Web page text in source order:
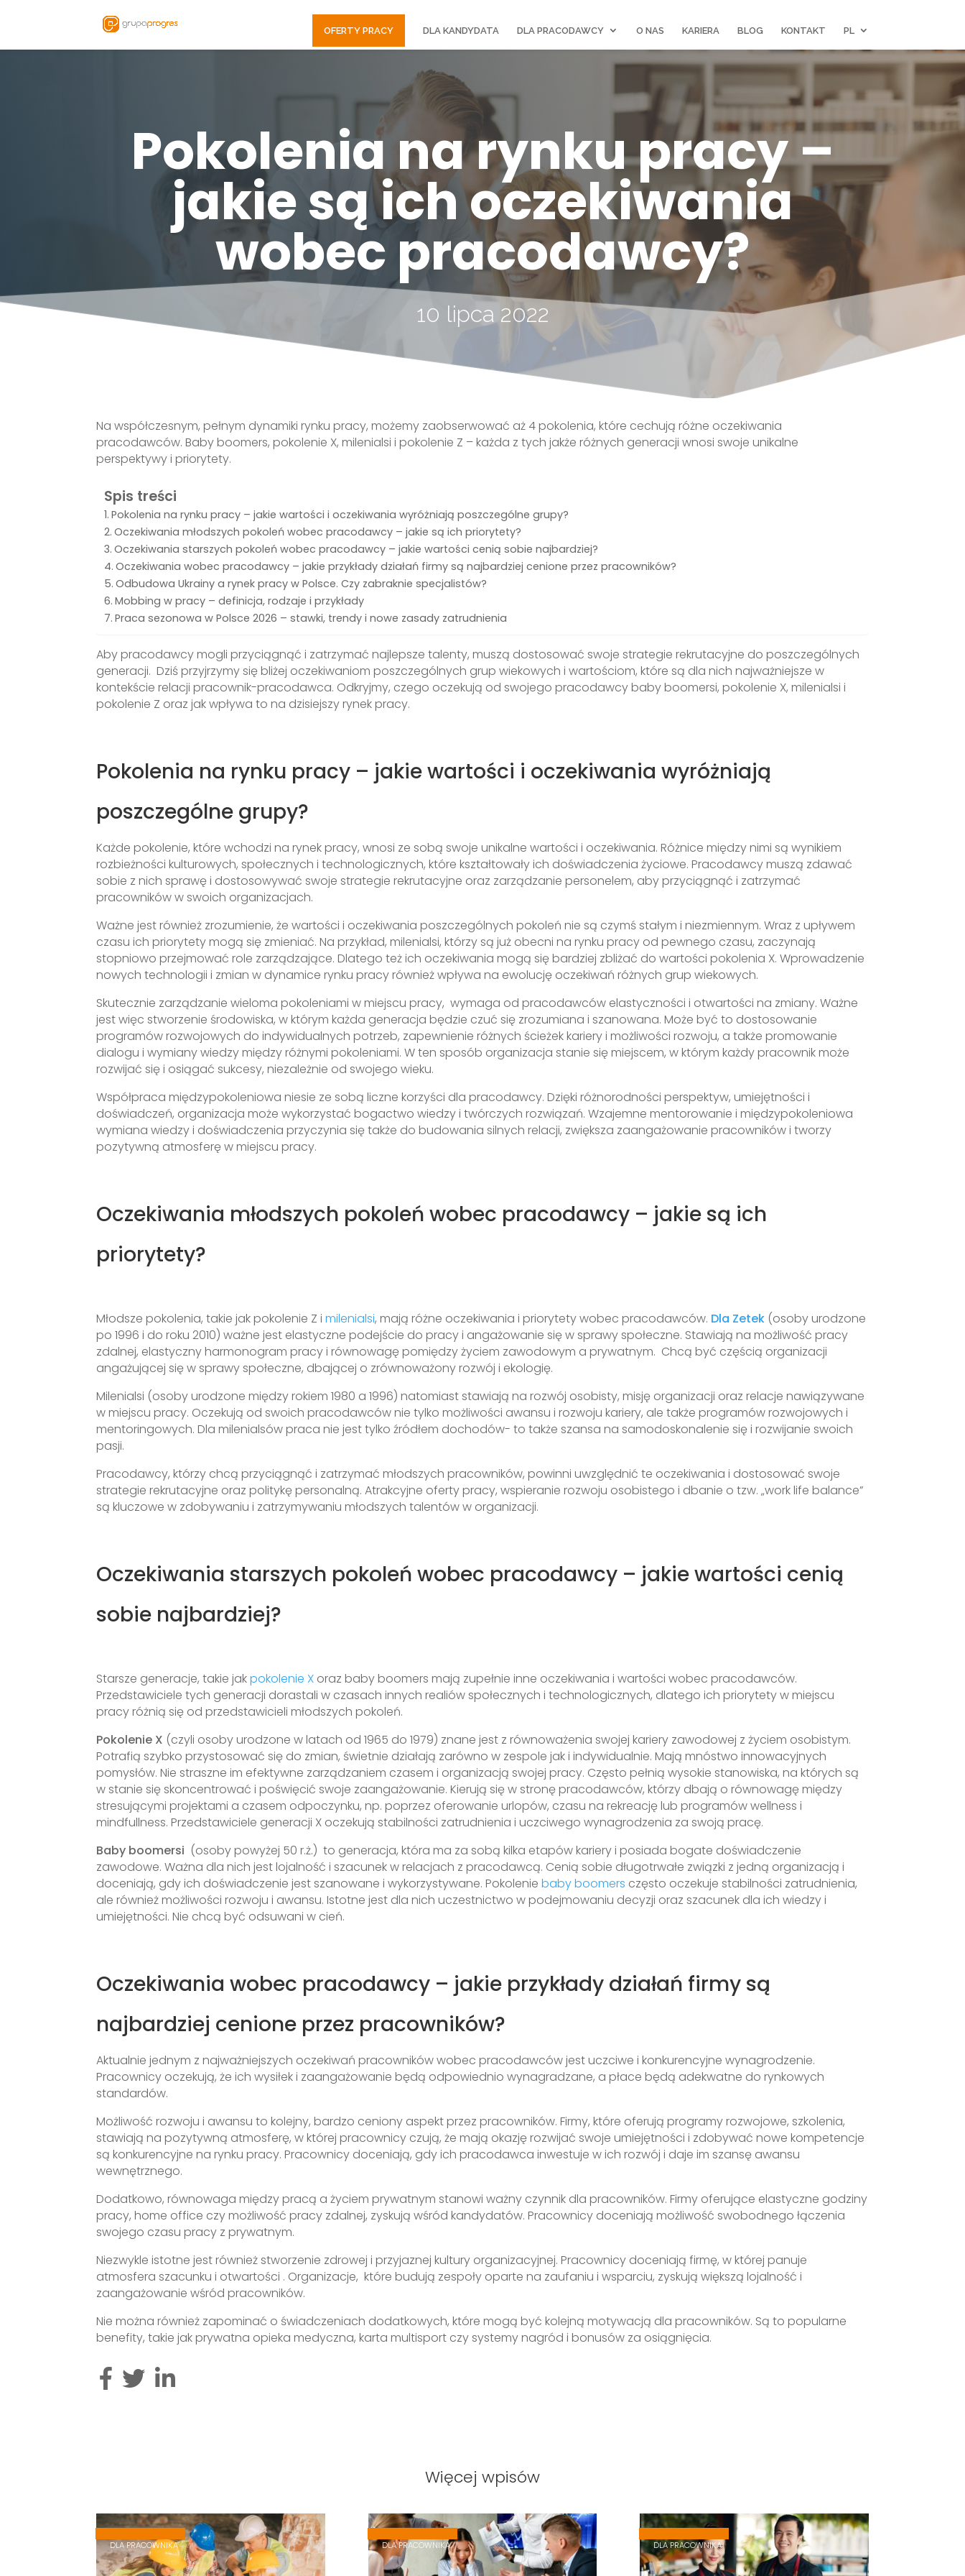
OFERTY PRACY DLA KANDYDATA DLA PRACODAWCY O NAS KARIERA BLOG KONTAKT PL
Pokolenia na rynku pracy –
jakie są ich oczekiwania
wobec pracodawcy?
10 lipca 2022
Na współczesnym, pełnym dynamiki rynku pracy, możemy zaobserwować aż 4 pokolenia, które cechują różne oczekiwania
pracodawców. Baby boomers, pokolenie X, milenialsi i pokolenie Z – każda z tych jakże różnych generacji wnosi swoje unikalne
perspektywy i priorytety.
Spis treści
Pokolenia na rynku pracy – jakie wartości i oczekiwania wyróżniają poszczególne grupy?
Oczekiwania młodszych pokoleń wobec pracodawcy – jakie są ich priorytety?
Oczekiwania starszych pokoleń wobec pracodawcy – jakie wartości cenią sobie najbardziej?
Oczekiwania wobec pracodawcy – jakie przykłady działań firmy są najbardziej cenione przez pracowników?
Odbudowa Ukrainy a rynek pracy w Polsce. Czy zabraknie specjalistów?
Mobbing w pracy – definicja, rodzaje i przykłady
Praca sezonowa w Polsce 2026 – stawki, trendy i nowe zasady zatrudnienia
Aby pracodawcy mogli przyciągnąć i zatrzymać najlepsze talenty, muszą dostosować swoje strategie rekrutacyjne do poszczególnych
generacji. Dziś przyjrzymy się bliżej oczekiwaniom poszczególnych grup wiekowych i wartościom, które są dla nich najważniejsze w
kontekście relacji pracownik-pracodawca. Odkryjmy, czego oczekują od swojego pracodawcy baby boomersi, pokolenie X, milenialsi i
pokolenie Z oraz jak wpływa to na dzisiejszy rynek pracy.
Pokolenia na rynku pracy – jakie wartości i oczekiwania wyróżniają
poszczególne grupy?
Każde pokolenie, które wchodzi na rynek pracy, wnosi ze sobą swoje unikalne wartości i oczekiwania. Różnice między nimi są wynikiem
rozbieżności kulturowych, społecznych i technologicznych, które kształtowały ich doświadczenia życiowe. Pracodawcy muszą zdawać
sobie z nich sprawę i dostosowywać swoje strategie rekrutacyjne oraz zarządzanie personelem, aby przyciągnąć i zatrzymać
pracowników w swoich organizacjach.
Ważne jest również zrozumienie, że wartości i oczekiwania poszczególnych pokoleń nie są czymś stałym i niezmiennym. Wraz z upływem
czasu ich priorytety mogą się zmieniać. Na przykład, milenialsi, którzy są już obecni na rynku pracy od pewnego czasu, zaczynają
stopniowo przejmować role zarządzające. Dlatego też ich oczekiwania mogą się bardziej zbliżać do wartości pokolenia X. Wprowadzenie
nowych technologii i zmian w dynamice rynku pracy również wpływa na ewolucję oczekiwań różnych grup wiekowych.
Skutecznie zarządzanie wieloma pokoleniami w miejscu pracy, wymaga od pracodawców elastyczności i otwartości na zmiany. Ważne
jest więc stworzenie środowiska, w którym każda generacja będzie czuć się zrozumiana i szanowana. Może być to dostosowanie
programów rozwojowych do indywidualnych potrzeb, zapewnienie różnych ścieżek kariery i możliwości rozwoju, a także promowanie
dialogu i wymiany wiedzy między różnymi pokoleniami. W ten sposób organizacja stanie się miejscem, w którym każdy pracownik może
rozwijać się i osiągać sukcesy, niezależnie od swojego wieku.
Współpraca międzypokoleniowa niesie ze sobą liczne korzyści dla pracodawcy. Dzięki różnorodności perspektyw, umiejętności i
doświadczeń, organizacja może wykorzystać bogactwo wiedzy i twórczych rozwiązań. Wzajemne mentorowanie i międzypokoleniowa
wymiana wiedzy i doświadczenia przyczynia się także do budowania silnych relacji, zwiększa zaangażowanie pracowników i tworzy
pozytywną atmosferę w miejscu pracy.
Oczekiwania młodszych pokoleń wobec pracodawcy – jakie są ich
priorytety?
Młodsze pokolenia, takie jak pokolenie Z imilenialsi, mają różne oczekiwania i priorytety wobec pracodawców. Dla Zetek (osoby urodzone
po 1996 i do roku 2010) ważne jest elastyczne podejście do pracy i angażowanie się w sprawy społeczne. Stawiają na możliwość pracy
zdalnej, elastyczny harmonogram pracy i równowagę pomiędzy życiem zawodowym a prywatnym. Chcą być częścią organizacji
angażującej się w sprawy społeczne, dbającej o zrównoważony rozwój i ekologię.
Milenialsi (osoby urodzone między rokiem 1980 a 1996) natomiast stawiają na rozwój osobisty, misję organizacji oraz relacje nawiązywane
w miejscu pracy. Oczekują od swoich pracodawców nie tylko możliwości awansu i rozwoju kariery, ale także programów rozwojowych i
mentoringowych. Dla milenialsów praca nie jest tylko źródłem dochodów- to także szansa na samodoskonalenie się i rozwijanie swoich
pasji.
Pracodawcy, którzy chcą przyciągnąć i zatrzymać młodszych pracowników, powinni uwzględnić te oczekiwania i dostosować swoje
strategie rekrutacyjne oraz politykę personalną. Atrakcyjne oferty pracy, wspieranie rozwoju osobistego i dbanie o tzw. „work life balance”
są kluczowe w zdobywaniu i zatrzymywaniu młodszych talentów w organizacji.
Oczekiwania starszych pokoleń wobec pracodawcy – jakie wartości cenią
sobie najbardziej?
Starsze generacje, takie jakpokolenie X oraz baby boomers mają zupełnie inne oczekiwania i wartości wobec pracodawców.
Przedstawiciele tych generacji dorastali w czasach innych realiów społecznych i technologicznych, dlatego ich priorytety w miejscu
pracy różnią się od przedstawicieli młodszych pokoleń.
Pokolenie X (czyli osoby urodzone w latach od 1965 do 1979) znane jest z równoważenia swojej kariery zawodowej z życiem osobistym.
Potrafią szybko przystosować się do zmian, świetnie działają zarówno w zespole jak i indywidualnie. Mają mnóstwo innowacyjnych
pomysłów. Nie straszne im efektywne zarządzaniem czasem i organizacją swojej pracy. Często pełnią wysokie stanowiska, na których są
w stanie się skoncentrować i poświęcić swoje zaangażowanie. Kierują się w stronę pracodawców, którzy dbają o równowagę między
stresującymi projektami a czasem odpoczynku, np. poprzez oferowanie urlopów, czasu na rekreację lub programów wellness i
mindfullness. Przedstawiciele generacji X oczekują stabilności zatrudnienia i uczciwego wynagrodzenia za swoją pracę.
Baby boomersi (osoby powyżej 50 r.ż.) to generacja, która ma za sobą kilka etapów kariery i posiada bogate doświadczenie
zawodowe. Ważna dla nich jest lojalność i szacunek w relacjach z pracodawcą. Cenią sobie długotrwałe związki z jedną organizacją i
doceniają, gdy ich doświadczenie jest szanowane i wykorzystywane. Pokoleniebaby boomers często oczekuje stabilności zatrudnienia,
ale również możliwości rozwoju i awansu. Istotne jest dla nich uczestnictwo w podejmowaniu decyzji oraz szacunek dla ich wiedzy i
umiejętności. Nie chcą być odsuwani w cień.
Oczekiwania wobec pracodawcy – jakie przykłady działań firmy są
najbardziej cenione przez pracowników?
Aktualnie jednym z najważniejszych oczekiwań pracowników wobec pracodawców jest uczciwe i konkurencyjne wynagrodzenie.
Pracownicy oczekują, że ich wysiłek i zaangażowanie będą odpowiednio wynagradzane, a płace będą adekwatne do rynkowych
standardów.
Możliwość rozwoju i awansu to kolejny, bardzo ceniony aspekt przez pracowników. Firmy, które oferują programy rozwojowe, szkolenia,
stawiają na pozytywną atmosferę, w której pracownicy czują, że mają okazję rozwijać swoje umiejętności i zdobywać nowe kompetencje
są konkurencyjne na rynku pracy. Pracownicy doceniają, gdy ich pracodawca inwestuje w ich rozwój i daje im szansę awansu
wewnętrznego.
Dodatkowo, równowaga między pracą a życiem prywatnym stanowi ważny czynnik dla pracowników. Firmy oferujące elastyczne godziny
pracy, home office czy możliwość pracy zdalnej, zyskują wśród kandydatów. Pracownicy doceniają możliwość swobodnego łączenia
swojego czasu pracy z prywatnym.
Niezwykle istotne jest również stworzenie zdrowej i przyjaznej kultury organizacyjnej. Pracownicy doceniają firmę, w której panuje
atmosfera szacunku i otwartości . Organizacje, które budują zespoły oparte na zaufaniu i wsparciu, zyskują większą lojalność i
zaangażowanie wśród pracowników.
Nie można również zapominać o świadczeniach dodatkowych, które mogą być kolejną motywacją dla pracowników. Są to popularne
benefity, takie jak prywatna opieka medyczna, karta multisport czy systemy nagród i bonusów za osiągnięcia.
Więcej wpisów
,,
DLA PRACOWNIKA
,,
DLA PRACOWNIKA
,,
DLA PRACOWNIKA